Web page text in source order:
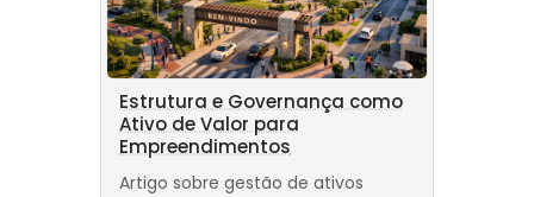
Estrutura e Governança como
Ativo de Valor para
Empreendimentos
Artigo sobre gestão de ativos